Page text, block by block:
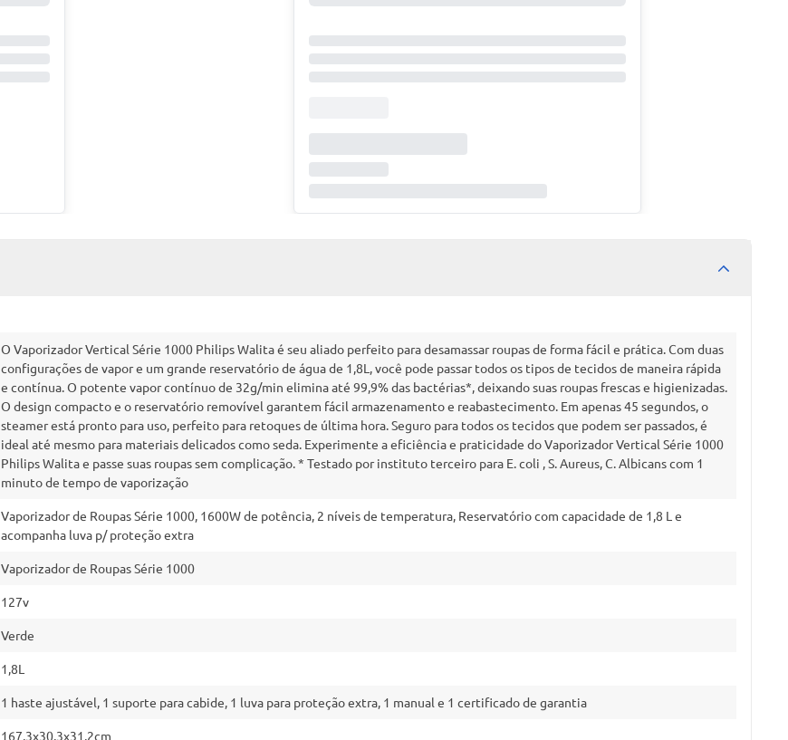
O Vaporizador Vertical Série 1000 Philips Walita é seu aliado perfeito para desamassar roupas de forma fácil e prática. Com duas
configurações de vapor e um grande reservatório de água de 1,8L, você pode passar todos os tipos de tecidos de maneira rápida
e contínua. O potente vapor contínuo de 32g/min elimina até 99,9% das bactérias*, deixando suas roupas frescas e higienizadas.
O design compacto e o reservatório removível garantem fácil armazenamento e reabastecimento. Em apenas 45 segundos, o
steamer está pronto para uso, perfeito para retoques de última hora. Seguro para todos os tecidos que podem ser passados, é
ideal até mesmo para materiais delicados como seda. Experimente a eficiência e praticidade do Vaporizador Vertical Série 1000
Philips Walita e passe suas roupas sem complicação. * Testado por instituto terceiro para E. coli , S. Aureus, C. Albicans com 1
minuto de tempo de vaporização
Vaporizador de Roupas Série 1000, 1600W de potência, 2 níveis de temperatura, Reservatório com capacidade de 1,8 L e
acompanha luva p/ proteção extra
Vaporizador de Roupas Série 1000
127v
Verde
1,8L
1 haste ajustável, 1 suporte para cabide, 1 luva para proteção extra, 1 manual e 1 certificado de garantia
167,3x30,3x31,2cm